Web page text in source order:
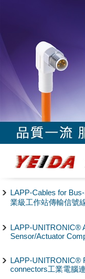
LAPP-Cables for
業級工作站傳輸信號
LAPP-UNITRONIC®
Sensor/Actuator
LAPP-UNITRONIC®
connectors工業電腦